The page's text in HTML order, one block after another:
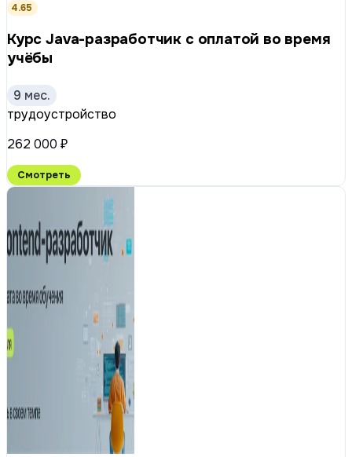
4.65
Курс Java-разработчик с оплатой во время
учёбы
9 мес.
трудоустройство
262 000 ₽
Смотреть